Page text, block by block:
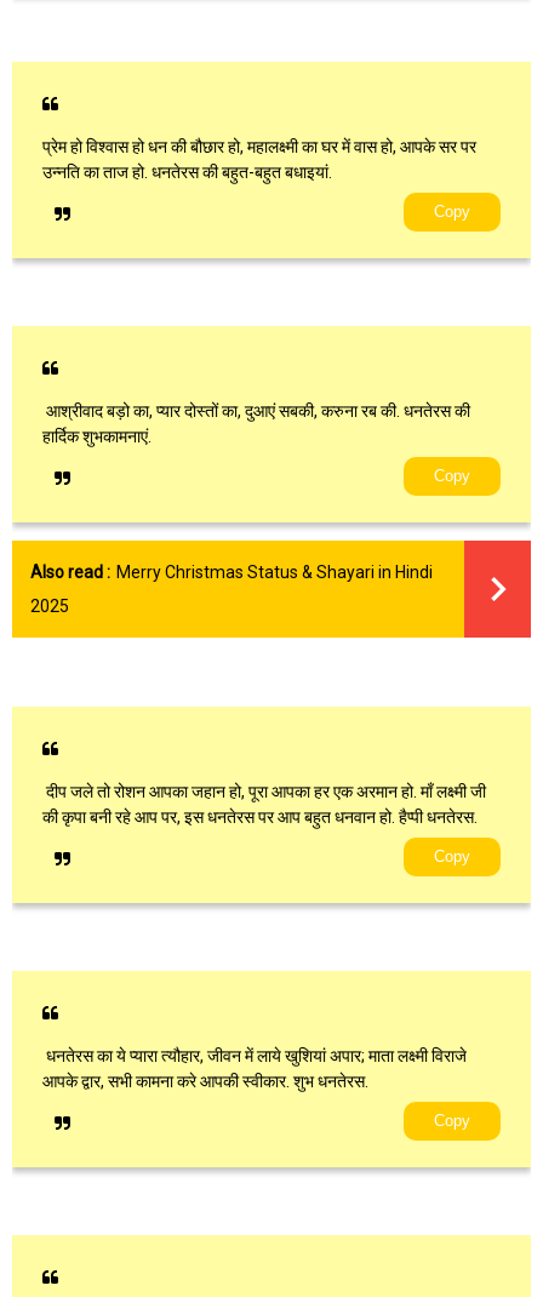
प्रेम हो विश्वास हो धन की बौछार हो, महालक्ष्मी का घर में वास हो, आपके सर पर
उन्नति का ताज हो. धनतेरस की बहुत-बहुत बधाइयां.
Copy
आश्रीवाद बड़ो का, प्यार दोस्तों का, दुआएं सबकी, करुना रब की. धनतेरस की
हार्दिक शुभकामनाएं.
Copy
Also read : Merry Christmas Status & Shayari in Hindi
2025
दीप जले तो रोशन आपका जहान हो, पूरा आपका हर एक अरमान हो. माँ लक्ष्मी जी
की कृपा बनी रहे आप पर, इस धनतेरस पर आप बहुत धनवान हो. हैप्पी धनतेरस.
Copy
धनतेरस का ये प्यारा त्यौहार, जीवन में लाये खुशियां अपार; माता लक्ष्मी विराजे
आपके द्वार, सभी कामना करे आपकी स्वीकार. शुभ धनतेरस.
Copy